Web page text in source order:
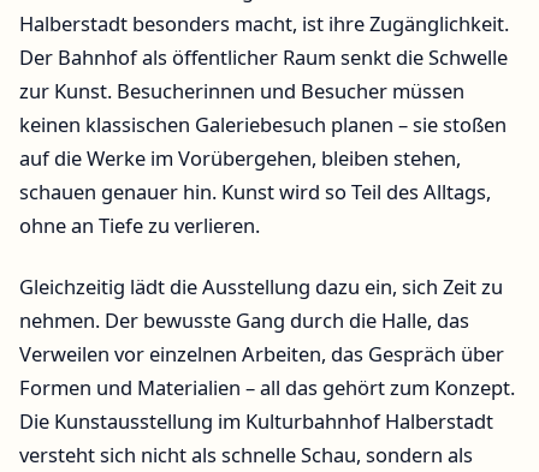
Halberstadt besonders macht, ist ihre Zugänglichkeit.
Der Bahnhof als öffentlicher Raum senkt die Schwelle
zur Kunst. Besucherinnen und Besucher müssen
keinen klassischen Galeriebesuch planen – sie stoßen
auf die Werke im Vorübergehen, bleiben stehen,
schauen genauer hin. Kunst wird so Teil des Alltags,
ohne an Tiefe zu verlieren.
Gleichzeitig lädt die Ausstellung dazu ein, sich Zeit zu
nehmen. Der bewusste Gang durch die Halle, das
Verweilen vor einzelnen Arbeiten, das Gespräch über
Formen und Materialien – all das gehört zum Konzept.
Die Kunstausstellung im Kulturbahnhof Halberstadt
versteht sich nicht als schnelle Schau, sondern als